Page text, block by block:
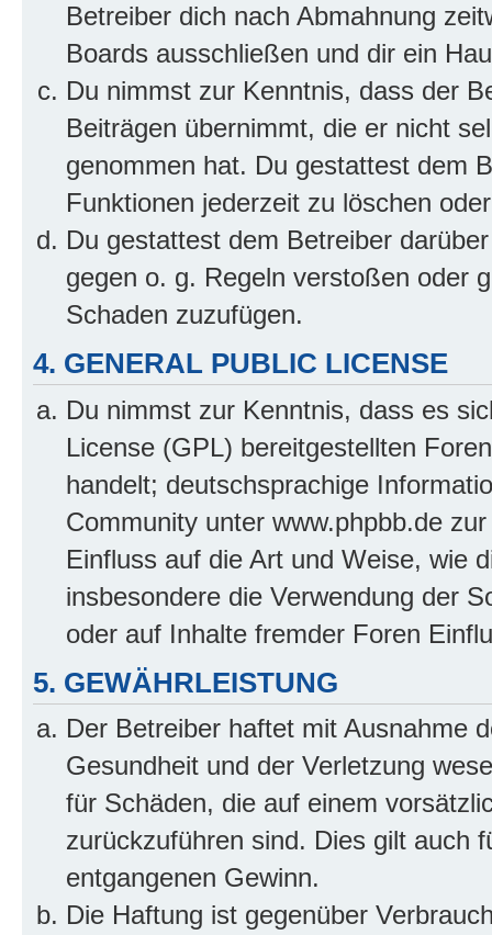
Betreiber dich nach Abmahnung
Boards ausschließen und dir ein
Du nimmst zur Kenntnis, dass der
Beiträgen übernimmt, die er nicht
genommen hat. Du gestattest dem
Funktionen jederzeit zu löschen
Du gestattest dem Betreiber
gegen o. g. Regeln verstoßen oder
Schaden zuzufügen.
4. GENERAL PUBLIC LICENSE
Du nimmst zur Kenntnis, dass es
License (GPL) bereitgestellten
handelt; deutschsprachige
Community unter www.phpbb.de
Einfluss auf die Art und Weise, wie
insbesondere die Verwendung der
oder auf Inhalte fremder Foren
5. GEWÄHRLEISTUNG
Der Betreiber haftet mit Ausnahme
Gesundheit und der Verletzung
für Schäden, die auf einem
zurückzuführen sind. Dies gilt auch
entgangenen Gewinn.
Die Haftung ist gegenüber